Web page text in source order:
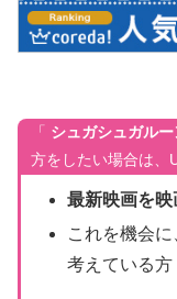
「 シュガシュガルー
方をしたい場合は、
最新映画を
これを機会に
考えている方